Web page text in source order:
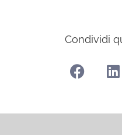
Condividi